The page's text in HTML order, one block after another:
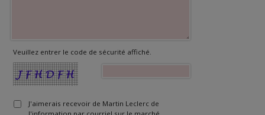
Veuillez entrer le code de sécurité affiché.
J'aimerais recevoir de Martin Leclerc de